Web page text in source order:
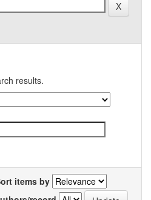
results.
items by